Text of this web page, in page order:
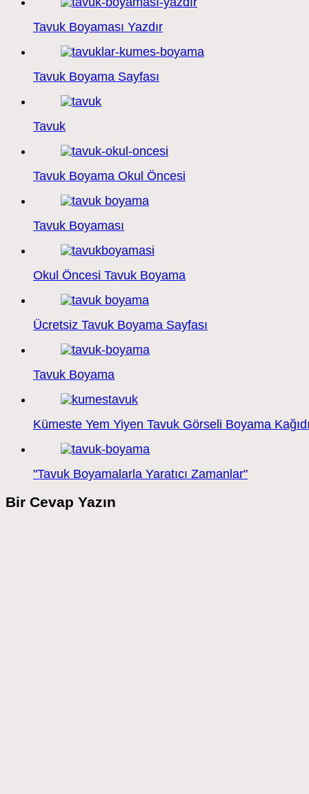
Tavuk Boyaması Yazdır
Tavuk Boyama Sayfası
Tavuk
Tavuk Boyama Okul Öncesi
Tavuk Boyaması
Okul Öncesi Tavuk Boyama
Ücretsiz Tavuk Boyama Sayfası
Tavuk Boyama
Kümeste Yem Yiyen Tavuk Görseli Boyama
"Tavuk Boyamalarla Yaratıcı Zamanlar"
Bir Cevap Yazın